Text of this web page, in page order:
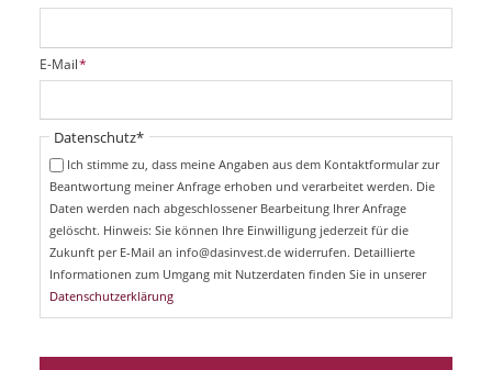
f
i
c
t
f
P
f
i
E-Mail*
Pflichtfeld
Datenschutz*
Ich stimme zu, dass meine Angaben aus dem Kontaktformular zur
Beantwortung meiner Anfrage erhoben und verarbeitet werden. Die
Daten werden nach abgeschlossener Bearbeitung Ihrer Anfrage
gelöscht. Hinweis: Sie können Ihre Einwilligung jederzeit für die
Zukunft per E-Mail an info@dasinvest.de widerrufen. Detaillierte
Informationen zum Umgang mit Nutzerdaten finden Sie in unserer
Datenschutzerklärung